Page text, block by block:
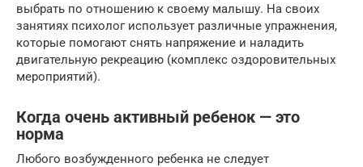
выбрать по отношению к своему малышу. На своих
занятиях психолог использует различные упражнения,
которые помогают снять напряжение и наладить
двигательную рекреацию (комплекс оздоровительных
мероприятий).
Когда очень активный ребенок — это
норма
Любого возбужденного ребенка не следует